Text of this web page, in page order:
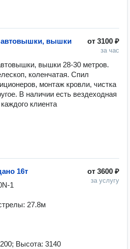
от 3100 ₽
за час
автовышки, вышки
вышки 28-30 метров.
коленчатая. Спил
монтаж кровли, чистка
В наличии есть вездеходная
клиента
от 3600 ₽
за услугу
16т
1
27.8м
Высота: 3140